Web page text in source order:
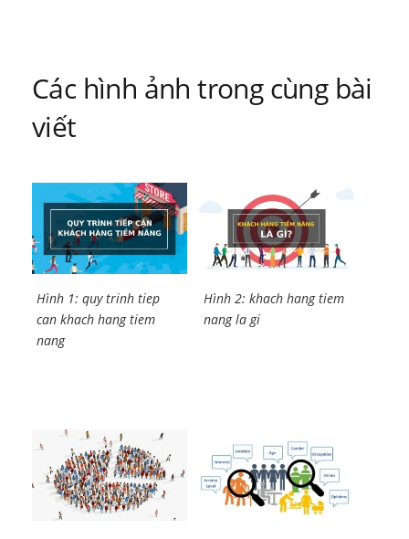
viết
Các hình ảnh trong cùng bài
viết
Hình 1: quy trinh tiep
can khach hang tiem
nang
Hình 2: khach hang tiem
nang la gi